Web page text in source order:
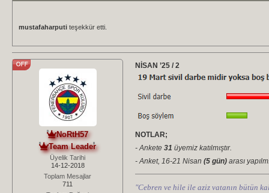
mustafaharputi teşekkür etti.
NoRtH57
Team Leader
Üyelik Tarihi
14-12-2018
Toplam Mesajlar
711
NİSAN ’25 / 2
NOTLAR;
- Ankete 31 üyemiz katılmıştır.
- Anket, 16-21 Nisan (5 gün) arası
"Cebren ve hile ile aziz vatanın bütün